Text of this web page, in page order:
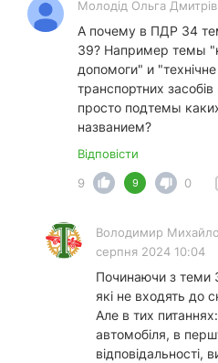
Молодід Ольга
А почему в ПДР 34
39? Например темы
допомоги" и
транспортних
просто подтемы
названием?
Відповісти
9
9 0
Володимир
серпня 2024 10:04
Починаючи з теми
які не входять до
Але в тих
автомобіля, в
відповідальності,